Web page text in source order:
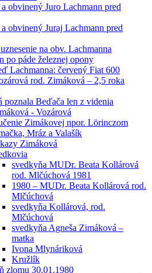
a obvinený Juro Lachmann pred
a obvinený Juraj Lachmann pred
na obv. Lachmanna
po páde železnej opony
Lachmanna: červený Fiat 600
rod. Zimáková – 2,5 roka
poznala Beďača len z videnia
- Vozárová
Zimákovej npor. Lörinczom
Mráz a Valašík
Zimáková
svedkyňa MUDr. Beata Kollárová
rod. Mlčúchová 1981
1980 – MUDr. Beata Kollárová rod.
Mlčúchová
svedkyňa Kollárová, rod.
Mlčúchová
svedkyňa Agneša Zimáková –
matka
Ivona Mlynáriková
Kružlík
zlomu 30.01.1980